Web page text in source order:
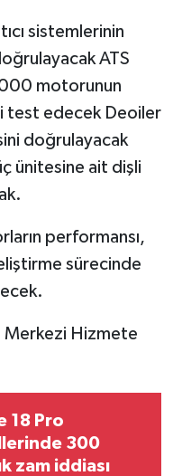
sistemlerinin
ATS
motorunun
test edecek Deoiler
doğrulayacak
ünitesine ait dişli
performansı,
sürecinde
18 Pro
300
zam iddiası